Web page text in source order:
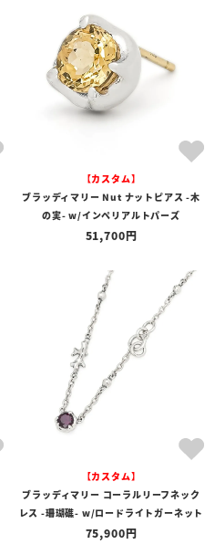
【カスタム】
ブラッディマリー Nut ナットピアス -木
の実- w/インペリアルトパーズ
51,700
【カスタム】
ブラッディマリー コーラルリーフネック
レス -珊瑚礁- w/ロードライトガーネット
75,900